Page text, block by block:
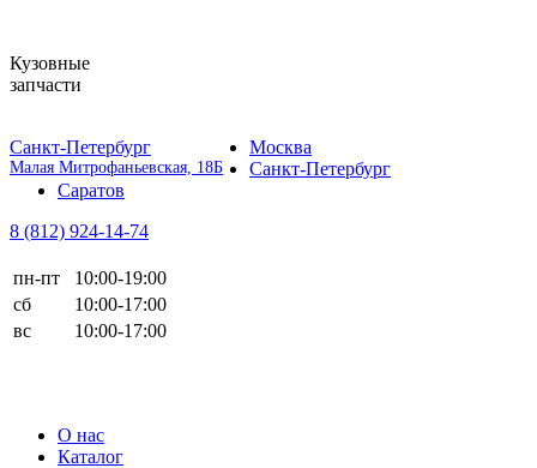
Кузовные
запчасти
Санкт-Петербург
Малая Митрофаньевская, 18Б
Москва
Санкт-Петербург
Саратов
8 (812) 924-14-74
пн-пт
10:00-19:00
сб
10:00-17:00
вс
10:00-17:00
О нас
Каталог